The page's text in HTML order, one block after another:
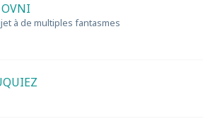
à de multiples fantasmes